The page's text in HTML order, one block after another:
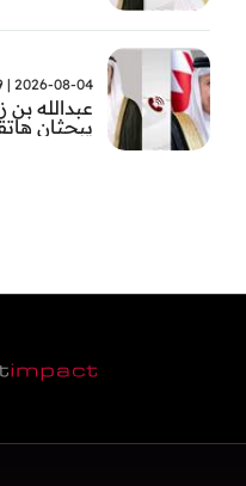
2026-08-04 | 12:19
عبدالله بن
يبحثان